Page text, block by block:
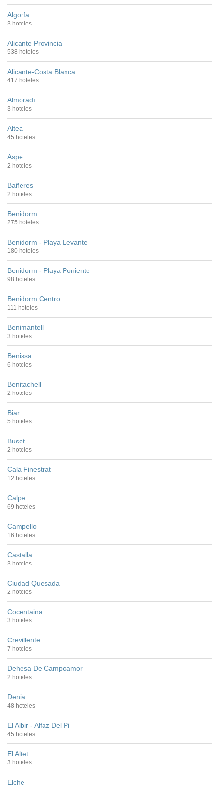
Algorfa
3 hoteles
Alicante Provincia
538 hoteles
Alicante-Costa Blanca
417 hoteles
Almoradí
3 hoteles
Altea
45 hoteles
Aspe
2 hoteles
Bañeres
2 hoteles
Benidorm
275 hoteles
Benidorm - Playa Levante
180 hoteles
Benidorm - Playa Poniente
98 hoteles
Benidorm Centro
111 hoteles
Benimantell
3 hoteles
Benissa
6 hoteles
Benitachell
2 hoteles
Biar
5 hoteles
Busot
2 hoteles
Cala Finestrat
12 hoteles
Calpe
69 hoteles
Campello
16 hoteles
Castalla
3 hoteles
Ciudad Quesada
2 hoteles
Cocentaina
3 hoteles
Crevillente
7 hoteles
Dehesa De Campoamor
2 hoteles
Denia
48 hoteles
El Albir - Alfaz Del Pi
45 hoteles
El Altet
3 hoteles
Elche